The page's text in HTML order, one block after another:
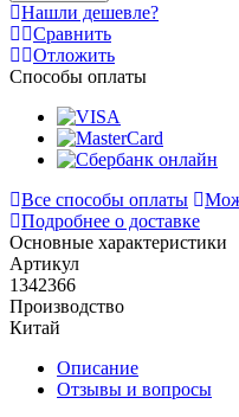
Нашли дешевле?
Сравнить
Отложить
Способы оплаты
Все способы оплаты
Подробнее о доставке
Основные характеристики
Артикул
1342366
Производство
Китай
Описание
Отзывы и вопросы